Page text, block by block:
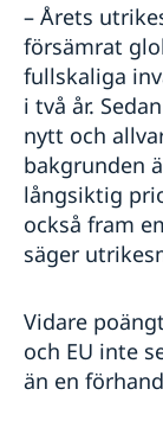
– Årets
försämrat
fullskaliga
i två år.
nytt och
bakgrunden
långsiktig
också fram
säger
Vidare
och EU inte
än en